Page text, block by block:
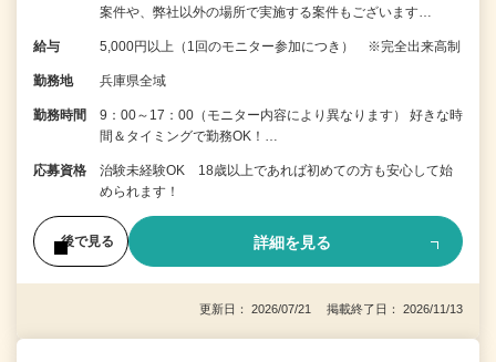
案件や、弊社以外の場所で実施する案件もございます…
給与 5,000円以上（1回のモニター参加につき） ※完全出来高制
勤務地 兵庫県全域
勤務時間
9：00～17：00（モニター内容により異なります） 好きな時
間＆タイミングで勤務OK！…
応募資格
治験未経験OK 18歳以上であれば初めての方も安心して始
められます！
後で見る 詳細を見る
更新日： 2026/07/21 掲載終了日： 2026/11/13